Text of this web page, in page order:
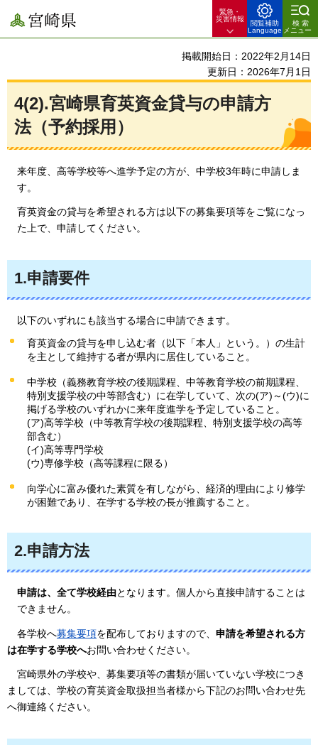
宮崎県
緊急・
災害情報
閲覧補助
Language
検索
メニュー
掲載開始日：2022年2月14日
更新日：2026年7月1日
4(2).宮崎県育英資金貸与の申請方
法（予約採用）
来年度、高等学校等へ進学予定の方が、中学校3年時に申請しま
す。
育英資金の貸与を希望される方は以下の募集要項等をご覧になっ
た上で、申請してください。
1.申請要件
以下のいずれにも該当する場合に申請できます。
育英資金の貸与を申し込む者（以下「本人」という。）の生計
を主として維持する者が県内に居住していること。
中学校（義務教育学校の後期課程、中等教育学校の前期課程、
特別支援学校の中等部含む）に在学していて、次の(ア)～(ウ)に
掲げる学校のいずれかに来年度進学を予定していること。
(ア)高等学校（中等教育学校の後期課程、特別支援学校の高等
部含む）
(イ)高等専門学校
(ウ)専修学校（高等課程に限る）
向学心に富み優れた素質を有しながら、経済的理由により修学
が困難であり、在学する学校の長が推薦すること。
2.申請方法
申請は、全て学校経由となります。個人から直接申請することは
できません。
各学校へ募集要項を配布しておりますので、 申請を希望される方
は在学する学校へお問い合わせください。
宮崎県外の学校や、募集要項等の書類が届いていない学校につき
ましては、学校の育英資金取扱担当者様から下記のお問い合わせ先
へ御連絡ください。